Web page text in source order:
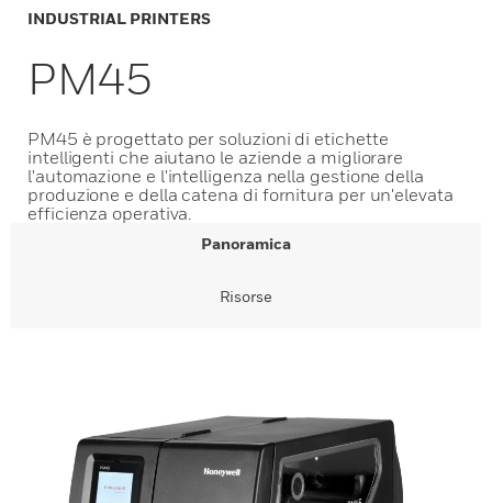
INDUSTRIAL PRINTERS
PM45
PM45 è progettato per soluzioni di etichette
intelligenti che aiutano le aziende a migliorare
l'automazione e l'intelligenza nella gestione della
produzione e della catena di fornitura per un'elevata
efficienza operativa.
Panoramica
Risorse